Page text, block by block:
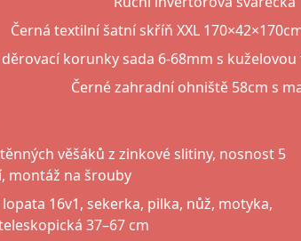
Černá textilní šatní skříň XXL
korunky sada 6-68mm s
Černé zahradní ohniště 58cm s
věšáků z zinkové slitiny, nosnost 5
montáž na šrouby
16v1, sekerka, pilka, nůž, motyka,
37–67 cm